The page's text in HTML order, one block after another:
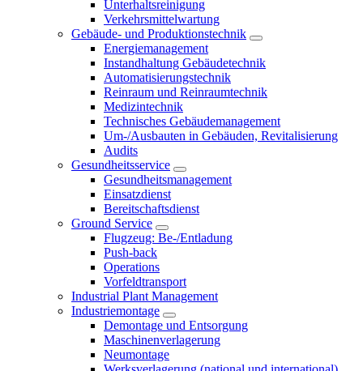
Unterhaltsreinigung
Verkehrsmittelwartung
Gebäude- und Produktionstechnik
Energiemanagement
Instandhaltung Gebäudetechnik
Automatisierungstechnik
Reinraum und Reinraumtechnik
Medizintechnik
Technisches Gebäudemanagement
Um-/Ausbauten in Gebäuden, Revitalisierung
Audits
Gesundheitsservice
Gesundheitsmanagement
Einsatzdienst
Bereitschaftsdienst
Ground Service
Flugzeug: Be-/Entladung
Push-back
Operations
Vorfeldtransport
Industrial Plant Management
Industriemontage
Demontage und Entsorgung
Maschinenverlagerung
Neumontage